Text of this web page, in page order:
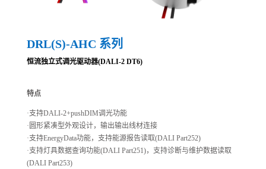
DRL(S)-AHC 系列
恒流独立式调光驱动器(DALI-2 DT6)
特点
·支持DALI-2+pushDIM调光功能
·圆形紧凑型外观设计，输出输出线材连接
·支持EnergyData功能，支持能源报告读取(DALI Part252)
·支持灯具数据查询功能(DALI Part251)，支持诊断与维护数据读取
(DALI Part253)